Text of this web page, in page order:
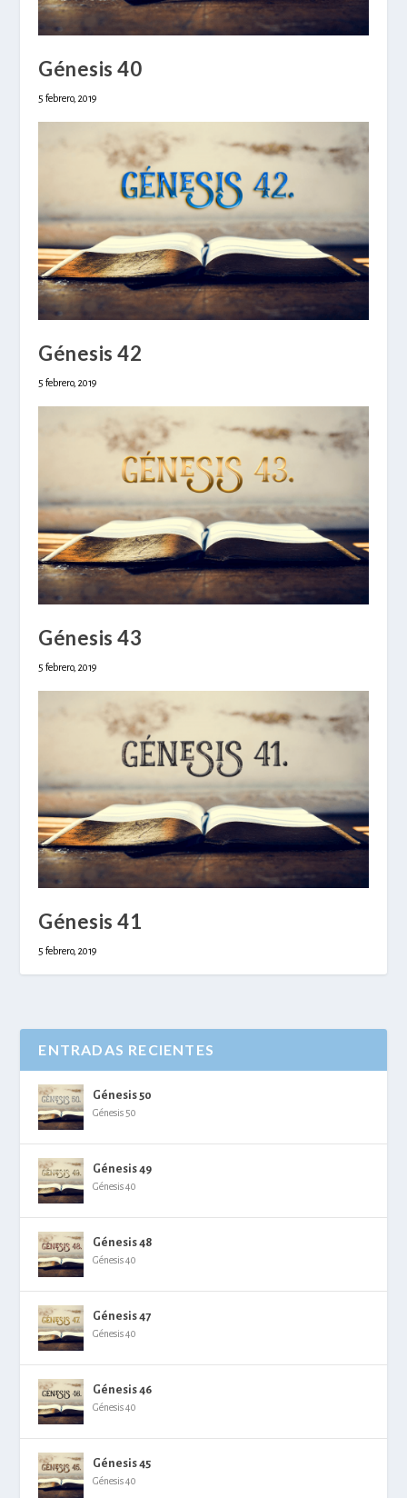
Génesis 40
5 febrero, 2019
Génesis 42
5 febrero, 2019
Génesis 43
5 febrero, 2019
Génesis 41
5 febrero, 2019
ENTRADAS RECIENTES
Génesis 50
Génesis 50
Génesis 49
Génesis 40
Génesis 48
Génesis 40
Génesis 47
Génesis 40
Génesis 46
Génesis 40
Génesis 45
Génesis 40